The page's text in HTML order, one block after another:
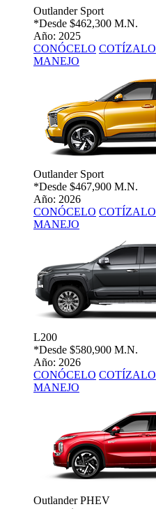
Outlander Sport
*Desde $462,300 M.N.
Año: 2025
CONÓCELO COTÍZALO
MANEJO
Outlander Sport
*Desde $467,900 M.N.
Año: 2026
CONÓCELO COTÍZALO
MANEJO
L200
*Desde $580,900 M.N.
Año: 2026
CONÓCELO COTÍZALO
MANEJO
Outlander PHEV